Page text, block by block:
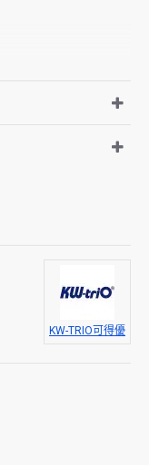
KW-TRIO可得優